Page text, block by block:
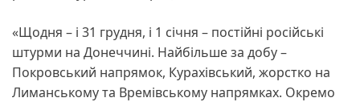
«Щодня – і 31 грудня, і 1 січня – постійні російські
штурми на Донеччині. Найбільше за добу –
Покровський напрямок, Курахівський, жорстко на
Лиманському та Времівському напрямках. Окремо